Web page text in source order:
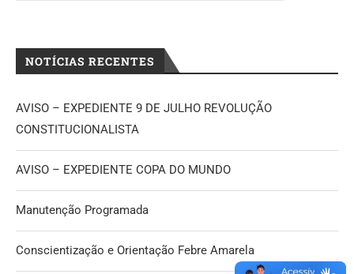
NOTÍCIAS RECENTES
AVISO – EXPEDIENTE 9 DE JULHO REVOLUÇÃO
CONSTITUCIONALISTA
AVISO – EXPEDIENTE COPA DO MUNDO
Manutenção Programada
Conscientização e Orientação Febre Amarela